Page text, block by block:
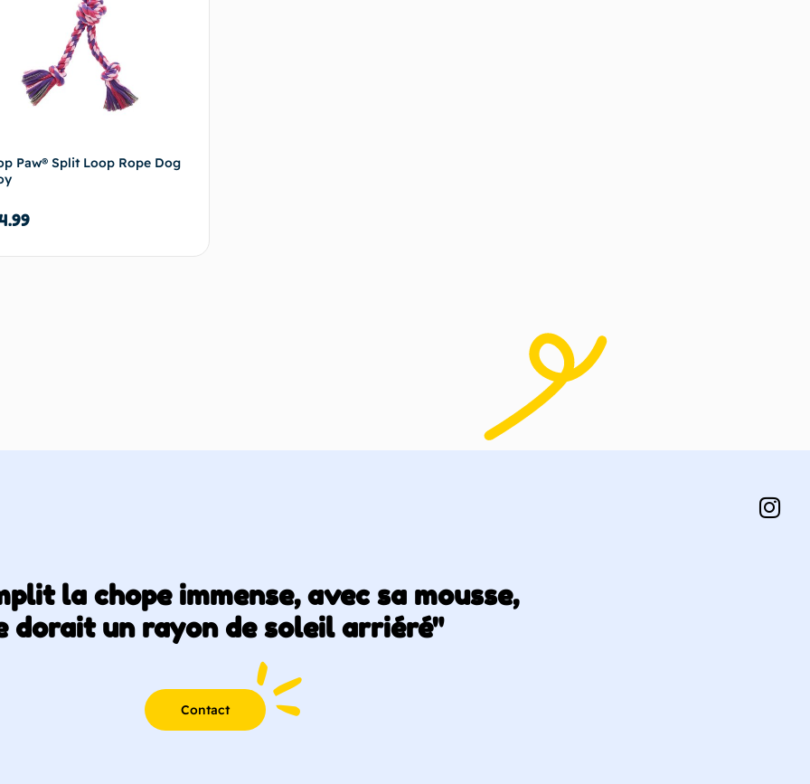
Paw® Split Loop Rope Dog
la chope immense, avec sa mousse,
dorait un rayon de soleil arriéré"
Contact